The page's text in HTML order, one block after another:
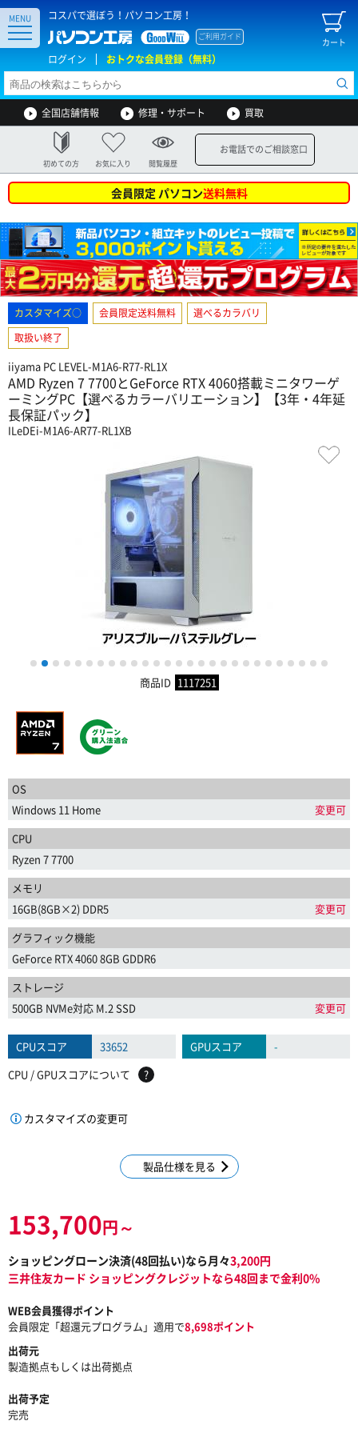
コスパで選ぼう！パソコン工房！
カート
ご利用ガイド
ログイン おトクな会員登録（無料）
MENU
全国店舗情報 修理・サポート 買取
初めての方 お気に入り 閲覧履歴
お電話でのご相談窓口
会員限定 パソコン送料無料
カスタマイズ○ 会員限定送料無料
選べるカラバリ
取扱い終了
iiyama PC LEVEL-M1A6-R77-RL1X
AMD Ryzen 7 7700とGeForce RTX 4060搭載ミニタワーゲ
ーミングPC【選べるカラーバリエーション】【3年・4年延
長保証パック】
ILeDEi-M1A6-AR77-RL1XB
1 2 3 4 5 6 7 8 9 10 11 12 13 14 15 16 17 18 19 20 21 22 23 24 25 26
商品ID 1117251
OS
Windows 11 Home
変更可
CPU
Ryzen 7 7700
メモリ
16GB(8GB×2) DDR5
変更可
グラフィック機能
GeForce RTX 4060 8GB GDDR6
ストレージ
500GB NVMe対応 M.2 SSD
変更可
CPUスコア 33652 GPUスコア
-
CPU / GPUスコアについて
?
カスタマイズの変更可
製品仕様を見る
153,700円～
ショッピングローン決済(48回払い)なら月々3,200円
三井住友カード ショッピングクレジットなら48回まで金利0%
WEB会員獲得ポイント
会員限定「超還元プログラム」適用で8,698ポイント
出荷元
製造拠点もしくは出荷拠点
出荷予定
完売